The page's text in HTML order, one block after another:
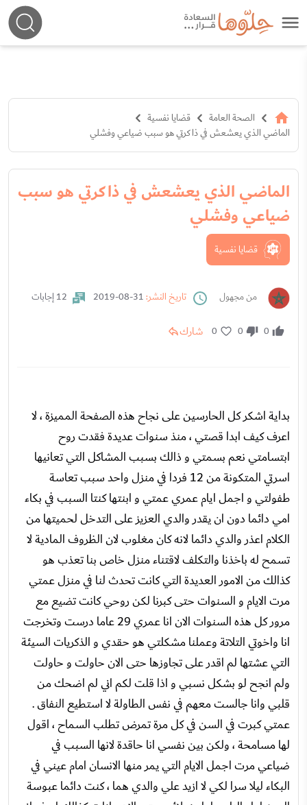
الصحة العامة
قضايا نفسية
الماضي الذي يعشعش في ذاكرتي هو سبب ضياعي وفشلي
الماضي الذي يعشعش في ذاكرتي هو سبب
ضياعي وفشلي
قضايا نفسية
من مجهول تاريخ النشر: 12 إجابات
0
0
0 شارك
بداية اشكر كل الحارسين على نجاح هذه الصفحة المميزة ، لا
اعرف كيف ابدا قصتي ، منذ سنوات عديدة فقدت روح
ابتسامتي نعم بسمتي و ذالك بسبب المشاكل التي تعانيها
اسرتي المتكونة من 12 فردا في منزل واحد سبب تعاسة
طفولتي و اجمل ايام عمري عمتي و ابنتها كنتا السبب في بكاء
امي دائما دون ان يقدر والدي العزيز على التدخل لحميتها من
الكلام اعذر والدي دائما لانه كان مغلوب لان الظروف المادية لا
تسمح له باخذنا والتكلف لاقتناء منزل خاص بنا تعذب هو
كذالك من الامور العديدة التي كانت تحدث لنا في منزل عمتي
مرت الايام و السنوات حتى كبرنا لكن روحي كانت تضيع مع
مرور كل هذه السنوات الان انا عمري 29 عاما درست وتخرجت
انا واخوتي التلاتة وعملنا مشكلتي هو حقدي و الذكريات السيئة
التي عشتها لم اقدر على تجاوزها حتى الان حاولت و حاولت
ولم انجح لو بشكل نسبي و اذا قلت لكم اني لم اضحك من
قلبي وانا جالست معهم في نفس الطاولة لا استطيع النفاق .
عمتي كبرت في السن في كل مرة تمرض تطلب السماح ، اقول
لها مسامحة ، ولكن بين نفسي انا حاقدة لانها السبب في
ضياعي مرت اجمل الايام التي يمر منها الانسان امام عيني في
البكاء ليلا سرا لكي لا ازيد علي والدي هما ، كنت دائما عبوسة